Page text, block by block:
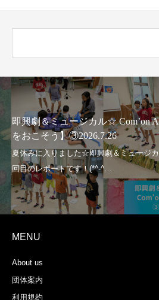
即興劇＆ミュージカル☆ Com’on
をおこそう】③2026.7.26
MENU
About us
団体案内
利用規約